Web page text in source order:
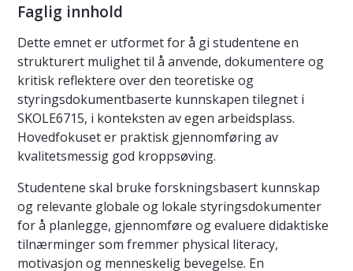
Faglig innhold
Dette emnet er utformet for å gi studentene en
strukturert mulighet til å anvende, dokumentere og
kritisk reflektere over den teoretiske og
styringsdokumentbaserte kunnskapen tilegnet i
SKOLE6715, i konteksten av egen arbeidsplass.
Hovedfokuset er praktisk gjennomføring av
kvalitetsmessig god kroppsøving.
Studentene skal bruke forskningsbasert kunnskap
og relevante globale og lokale styringsdokumenter
for å planlegge, gjennomføre og evaluere didaktiske
tilnærminger som fremmer physical literacy,
motivasjon og menneskelig bevegelse. En